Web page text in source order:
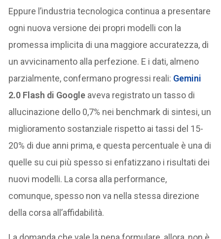
Eppure l’industria tecnologica continua a presentare
ogni nuova versione dei propri modelli con la
promessa implicita di una maggiore accuratezza, di
un avvicinamento alla perfezione. E i dati, almeno
parzialmente, confermano progressi reali: Gemini
2.0 Flash di Google aveva registrato un tasso di
allucinazione dello 0,7% nei benchmark di sintesi, un
miglioramento sostanziale rispetto ai tassi del 15-
20% di due anni prima, e questa percentuale è una di
quelle su cui più spesso si enfatizzano i risultati dei
nuovi modelli. La corsa alla performance,
comunque, spesso non va nella stessa direzione
della corsa all’affidabilità.